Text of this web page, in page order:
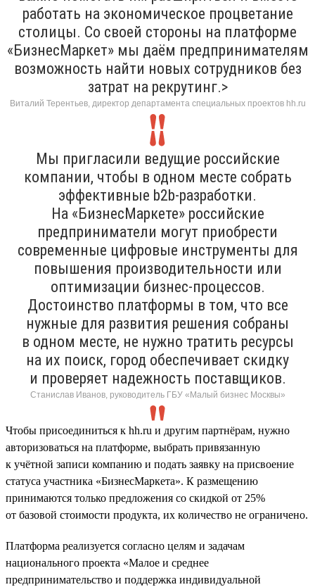
работать на экономическое процветание
столицы. Со своей стороны на платформе
«БизнесМаркет» мы даём предпринимателям
возможность найти новых сотрудников без
затрат на рекрутинг.>
Виталий Терентьев, директор департамента специальных проектов hh.ru
Мы пригласили ведущие российские
компании, чтобы в одном месте собрать
эффективные b2b-разработки.
На «БизнесМаркете» российские
предприниматели могут приобрести
современные цифровые инструменты для
повышения производительности или
оптимизации бизнес-процессов.
Достоинство платформы в том, что все
нужные для развития решения собраны
в одном месте, не нужно тратить ресурсы
на их поиск, город обеспечивает скидку
и проверяет надежность поставщиков.
Станислав Иванов, руководитель ГБУ «Малый бизнес Москвы»
Чтобы присоединиться к hh.ru и другим партнёрам, нужно
авторизоваться на платформе, выбрать привязанную
к учётной записи компанию и подать заявку на присвоение
статуса участника «БизнесМаркета». К размещению
принимаются только предложения со скидкой от 25%
от базовой стоимости продукта, их количество не ограничено.
Платформа реализуется согласно целям и задачам
национального проекта «Малое и среднее
предпринимательство и поддержка индивидуальной